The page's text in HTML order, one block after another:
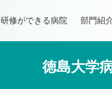
研修ができる病院 部門紹
徳島大学